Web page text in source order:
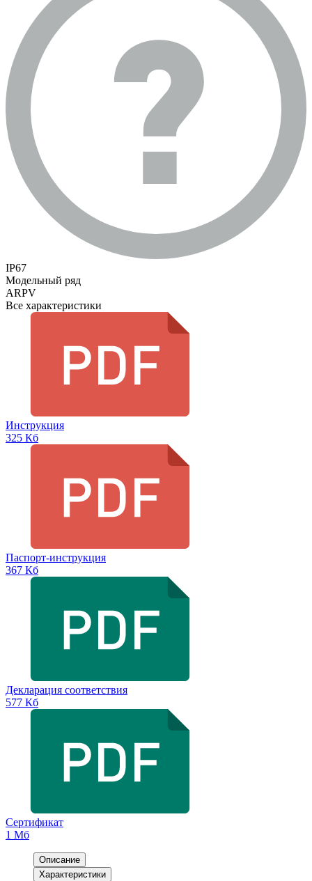
IP67
Модельный ряд
ARPV
Все характеристики
Инструкция
325 Кб
Паспорт-инструкция
367 Кб
Декларация соответствия
577 Кб
Сертификат
1 Мб
Описание
Характеристики